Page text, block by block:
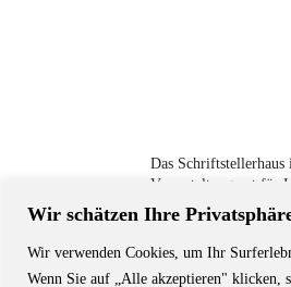
Wir schätzen Ihre
Wir verwenden Cookies, um Ihr
Wenn Sie auf „Alle akzeptieren" klicken,
Das
Veranstaltungsort für
© Stuttgarter Schriftstellerhaus